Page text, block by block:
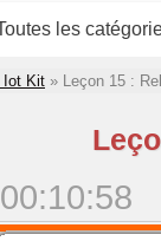
les
Iot Kit » Leçon 15 :